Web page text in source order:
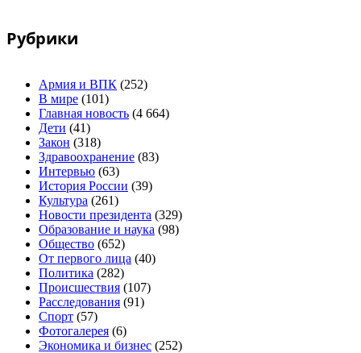
Рубрики
Армия и ВПК (252)
В мире (101)
Главная новость (4 664)
Дети (41)
Закон (318)
Здравоохранение (83)
Интервью (63)
История России (39)
Культура (261)
Новости президента (329)
Образование и наука (98)
Общество (652)
От первого лица (40)
Политика (282)
Происшествия (107)
Расследования (91)
Спорт (57)
Фотогалерея (6)
Экономика и бизнес (252)